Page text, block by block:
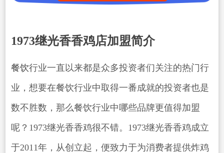
1973继光香香鸡店加盟简介
餐饮行业一直以来都是众多投资者们关注的热门行
业，想要在餐饮行业中取得一番成就的投资者也是
数不胜数，那么餐饮行业中哪些品牌更值得加盟
呢？1973继光香香鸡很不错。1973继光香香鸡成立
于2011年，从创立起，便致力于为消费者提供炸鸡